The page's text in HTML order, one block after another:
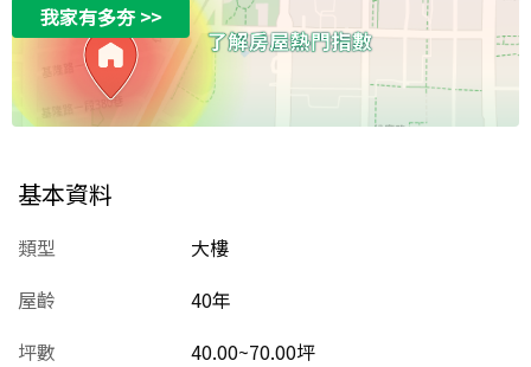
我家有多夯>>
基本資料
類型
大樓
屋齡
40年
坪數
40.00~70.00坪